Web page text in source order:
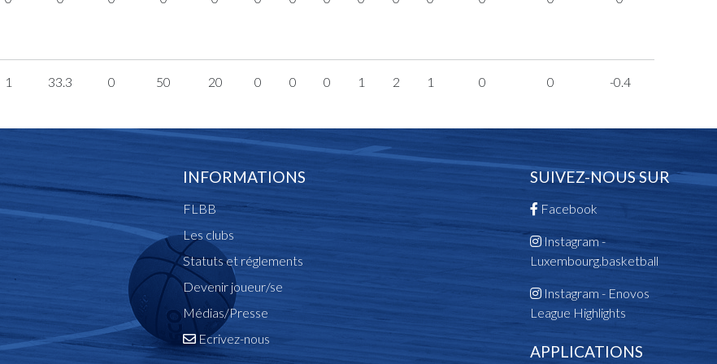
1 33.3 0 50 20 0 0 0 1 2 1 0 0 -0.4
INFORMATIONS
FLBB
Les clubs
Statuts et réglements
Devenir joueur/se
Médias/Presse
Ecrivez-nous
SUIVEZ-NOUS SUR
Facebook
Instagram -
Luxembourg.basketball
Instagram - Enovos
League Highlights
APPLICATIONS